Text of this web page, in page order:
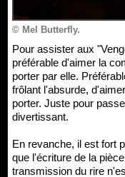
© Mel Butterfly.
Pour assister aux "Vengeurs - Le Flower Killer", il est certes
préférable d'aimer la
porter par elle.
frôlant l'absurde,
porter. Juste pour
divertissant.
En revanche, il est fort
que l'écriture de la
transmission du rire